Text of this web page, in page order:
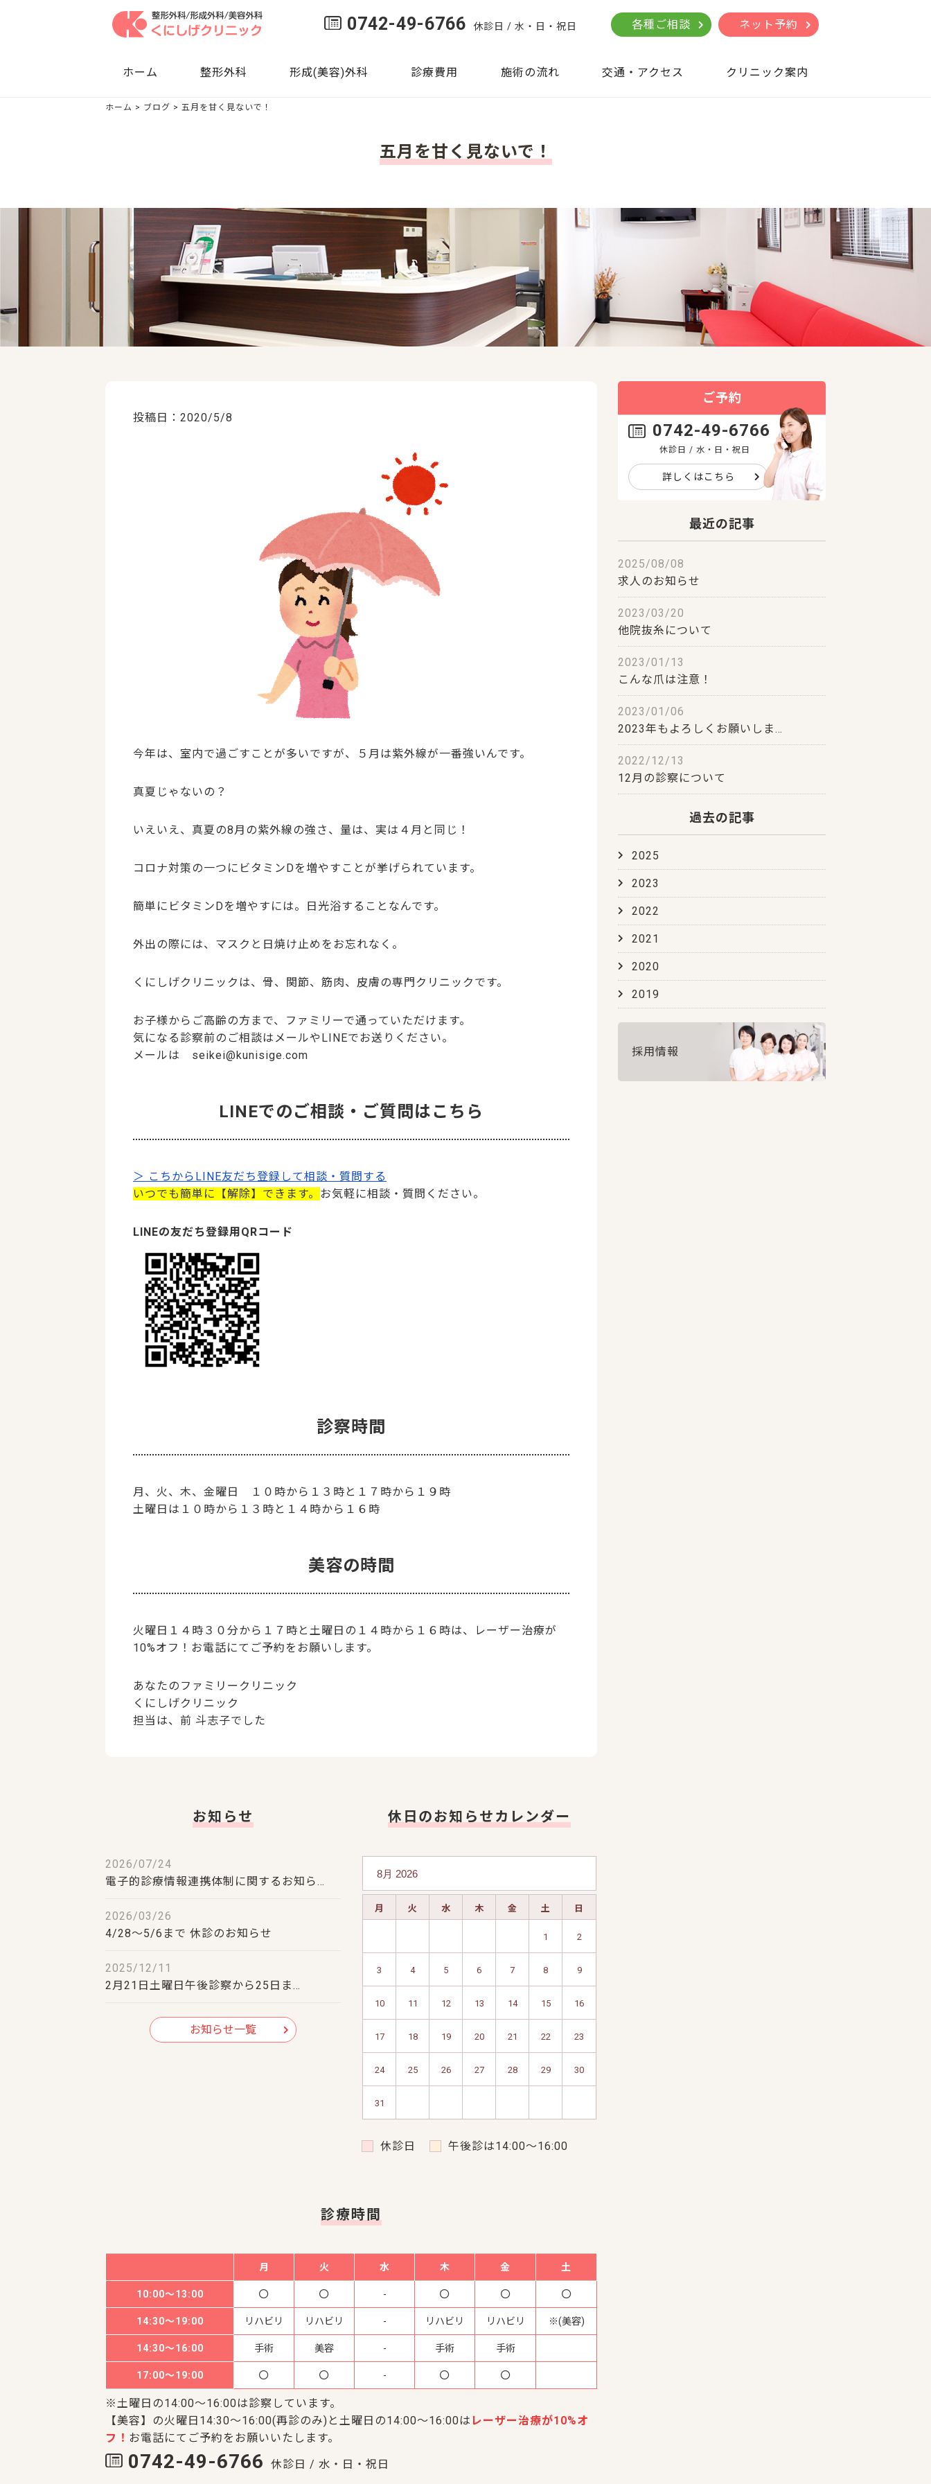
0742-49-6766 休診日 / 水・日・祝日 各種ご相談 ネット予約
ホーム 整形外科 形成(美容)外科 診療費用 施術の流れ 交通・アクセス クリニック案内
ホーム > ブログ > 五月を甘く見ないで！
五月を甘く見ないで！
投稿日：2020/5/8
今年は、室内で過ごすことが多いですが、５月は紫外線が一番強いんです。
真夏じゃないの？
いえいえ、真夏の8月の紫外線の強さ、量は、実は４月と同じ！
コロナ対策の一つにビタミンDを増やすことが挙げられています。
簡単にビタミンDを増やすには。日光浴することなんです。
外出の際には、マスクと日焼け止めをお忘れなく。
くにしげクリニックは、骨、関節、筋肉、皮膚の専門クリニックです。
お子様からご高齢の方まで、ファミリーで通っていただけます。
気になる診察前のご相談はメールやLINEでお送りください。
メールは seikei@kunisige.com
LINEでのご相談・ご質問はこちら
＞ こちからLINE友だち登録して相談・質問する
いつでも簡単に【解除】できます。 お気軽に相談・質問ください。
LINEの友だち登録用QRコード
診察時間
月、火、木、金曜日 １０時から１３時と１７時から１９時
土曜日は１０時から１３時と１４時から１６時
美容の時間
火曜日１４時３０分から１７時と土曜日の１４時から１６時は、レーザー治療が
10%オフ！お電話にてご予約をお願いします。
あなたのファミリークリニック
くにしげクリニック
担当は、前 斗志子でした
お知らせ
2026/07/24
電子的診療情報連携体制に関するお知ら…
2026/03/26
4/28～5/6まで 休診のお知らせ
2025/12/11
2月21日土曜日午後診察から25日ま…
お知らせ一覧
休日のお知らせカレンダー
月 火 水 木 金 土 日
1 2
3 4 5 6 7 8 9
10 11 12 13 14 15 16
17 18 19 20 21 22 23
24 25 26 27 28 29 30
31
休診日 午後診は14:00～16:00
診療時間
月 火 水 木 金 土
10:00～13:00 -
14:30～19:00 リハビリ リハビリ - リハビリ リハビリ ※(美容)
14:30～16:00 手術 美容 - 手術 手術
17:00～19:00 -
※土曜日の14:00～16:00は診察しています。
【美容】の火曜日14:30～16:00(再診のみ)と土曜日の14:00～16:00は レーザー治療が10%オ
フ！ お電話にてご予約をお願いいたします。
0742-49-6766 休診日 / 水・日・祝日
ご予約
0742-49-6766
休診日 / 水・日・祝日
詳しくはこちら
最近の記事
2025/08/08
求人のお知らせ
2023/03/20
他院抜糸について
2023/01/13
こんな爪は注意！
2023/01/06
2023年もよろしくお願いしま…
2022/12/13
12月の診察について
過去の記事
2025
2023
2022
2021
2020
2019
採用情報